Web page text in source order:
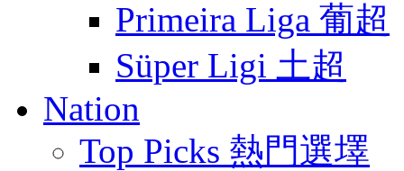
Primeira Liga 葡超
Süper Ligi 土超
Nation
Top Picks 熱門選墿